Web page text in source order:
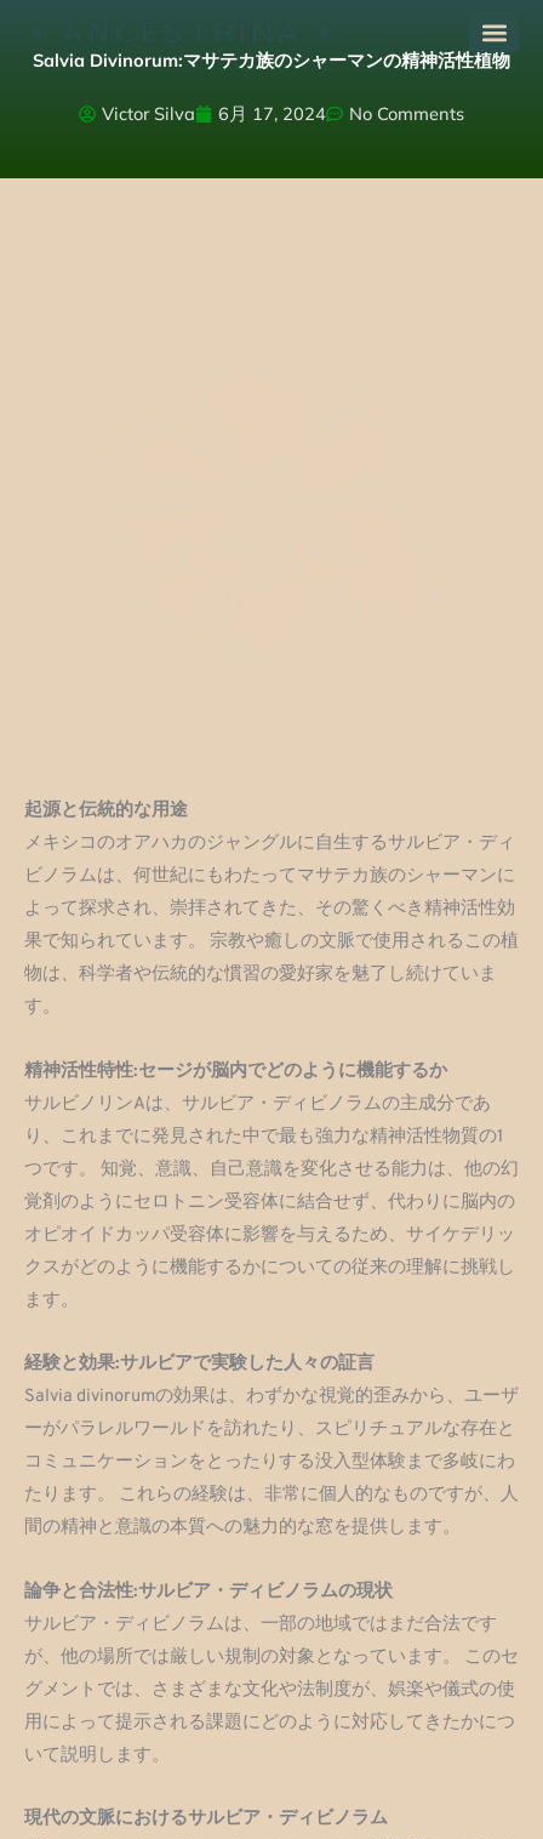
ッ
Salvia Divinorum:マサテカ族のシャーマンの精神活性植物
Victor Silva 6月 17, 2024 No Comments
起源と伝統的な用途
メキシコのオアハカのジャングルに自生するサルビア・ディ
ビノラムは、何世紀にもわたってマサテカ族のシャーマンに
よって探求され、崇拝されてきた、その驚くべき精神活性効
果で知られています。 宗教や癒しの文脈で使用されるこの植
物は、科学者や伝統的な慣習の愛好家を魅了し続けていま
す。
精神活性特性:セージが脳内でどのように機能するか
サルビノリンAは、サルビア・ディビノラムの主成分であ
り、これまでに発見された中で最も強力な精神活性物質の1
つです。 知覚、意識、自己意識を変化させる能力は、他の幻
覚剤のようにセロトニン受容体に結合せず、代わりに脳内の
オピオイドカッパ受容体に影響を与えるため、サイケデリッ
クスがどのように機能するかについての従来の理解に挑戦し
ます。
経験と効果:サルビアで実験した人々の証言
Salvia divinorumの効果は、わずかな視覚的歪みから、ユーザ
ーがパラレルワールドを訪れたり、スピリチュアルな存在と
コミュニケーションをとったりする没入型体験まで多岐にわ
たります。 これらの経験は、非常に個人的なものですが、人
間の精神と意識の本質への魅力的な窓を提供します。
論争と合法性:サルビア・ディビノラムの現状
サルビア・ディビノラムは、一部の地域ではまだ合法です
が、他の場所では厳しい規制の対象となっています。 このセ
グメントでは、さまざまな文化や法制度が、娯楽や儀式の使
用によって提示される課題にどのように対応してきたかにつ
いて説明します。
現代の文脈におけるサルビア・ディビノラム